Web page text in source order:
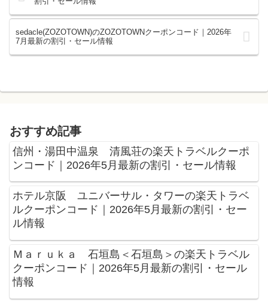
sedacle(ZOZOTOWN)のZOZOTOWNクーポンコード｜2026年
7月最新の割引・セール情報
おすすめ記事
信州・湯田中温泉 清風荘の楽天トラベルクーポ
ンコード｜2026年5月最新の割引・セール情報
ホテル京阪 ユニバーサル・タワーの楽天トラベ
ルクーポンコード｜2026年5月最新の割引・セー
ル情報
Ｍａｒｕｋａ 石垣島＜石垣島＞の楽天トラベル
クーポンコード｜2026年5月最新の割引・セール
情報